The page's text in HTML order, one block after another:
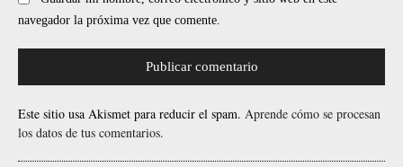
navegador la próxima vez que comente.
Este sitio usa Akismet para reducir el spam. Aprende cómo se procesan
los datos de tus comentarios.